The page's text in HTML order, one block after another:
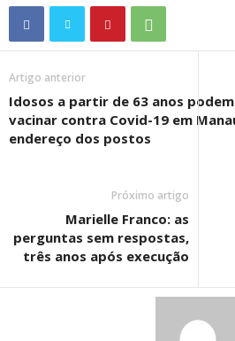
Artigo anterior
Idosos a partir de 63 anos
vacinar contra Covid-19 em
endereço dos postos
Próximo artigo
Marielle Franco: as
perguntas sem respostas,
três anos após execução